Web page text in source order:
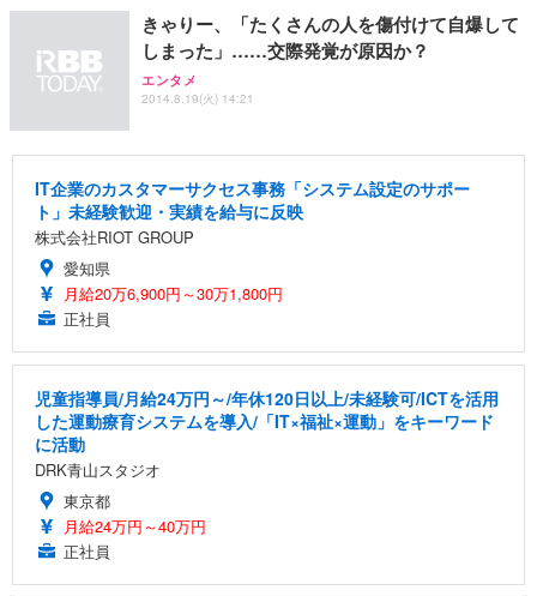
きゃりー、「たくさんの人を傷付けて自爆して
しまった」……交際発覚が原因か？
エンタメ
2014.8.19(火) 14:21
IT企業のカスタマーサクセス事務「システム設定のサポー
ト」未経験歓迎・実績を給与に反映
株式会社RIOT GROUP
愛知県
月給20万6,900円～30万1,800円
正社員
児童指導員/月給24万円～/年休120日以上/未経験可/ICTを活用
した運動療育システムを導入/「IT×福祉×運動」をキーワード
に活動
DRK青山スタジオ
東京都
月給24万円～40万円
正社員